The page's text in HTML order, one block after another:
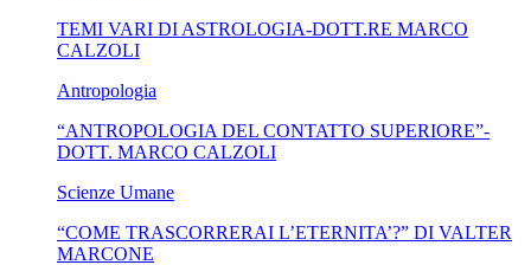
TEMI VARI DI ASTROLOGIA-DOTT.RE MARCO
CALZOLI
Antropologia
“ANTROPOLOGIA DEL CONTATTO SUPERIORE”-
DOTT. MARCO CALZOLI
Scienze Umane
“COME TRASCORRERAI L’ETERNITA’?” DI VALTER
MARCONE